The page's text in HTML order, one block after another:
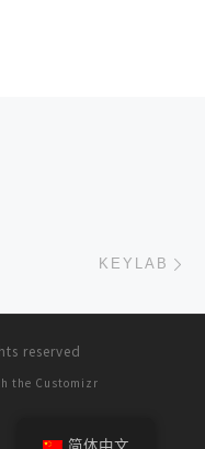
KEYLAB
reserved
the Customizr